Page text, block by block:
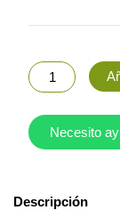
Necesito
Descripción